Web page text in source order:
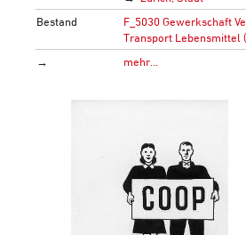
Bestand
F_5030 Gewerkschaft
Transport Lebensmittel
→
mehr…